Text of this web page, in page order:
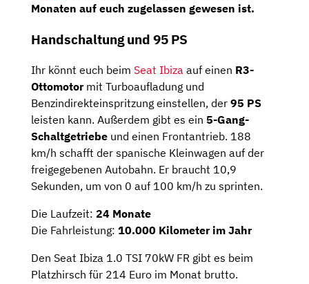
Monaten auf euch zugelassen gewesen ist.
Handschaltung und 95 PS
Ihr könnt euch beim Seat Ibiza auf einen R3-
Ottomotormit Turboaufladung und
Benzindirekteinspritzung einstellen, der 95 PS
leisten kann. Außerdem gibt es ein 5-Gang-
Schaltgetriebe und einen Frontantrieb. 188
km/h schafft der spanische Kleinwagen auf der
freigegebenen Autobahn. Er braucht 10,9
Sekunden, um von 0 auf 100 km/h zu sprinten.
Die Laufzeit: 24 Monate
Die Fahrleistung: 10.000 Kilometer im Jahr
Den Seat Ibiza 1.0 TSI 70kW FR gibt es beim
Platzhirsch für 214 Euro im Monat brutto.